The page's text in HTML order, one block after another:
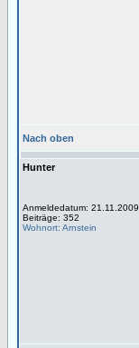
Nach oben
Hunter
Anmeldedatum: 21.11.2009
Beiträge: 352
Wohnort: Arnstein